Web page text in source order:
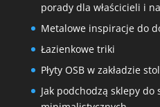
porady dla właścicieli i
Metalowe inspiracje do
Łazienkowe triki
Płyty OSB w zakładzie
Jak podchodzą sklepy do